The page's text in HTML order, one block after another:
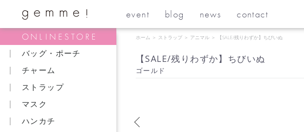
event blog news contact
バッグ・ポーチ
チャーム
ストラップ
マスク
ハンカチ
ホーム ＞ ストラップ ＞ アニマル ＞ 【SALE/残りわずか】ちびいぬ
【SALE/残りわずか】ちびいぬ
ゴールド